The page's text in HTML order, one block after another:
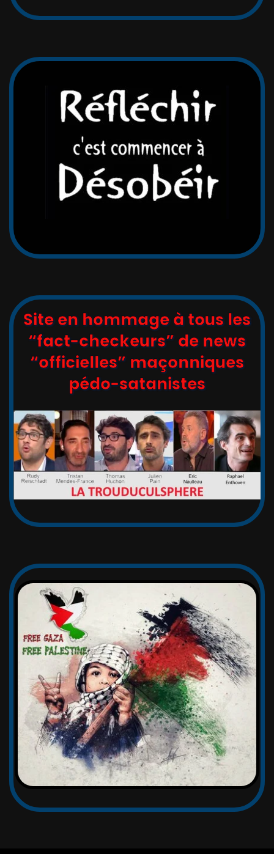
Site en hommage à tous les
“fact-checkeurs” de news
“officielles” maçonniques
pédo-satanistes